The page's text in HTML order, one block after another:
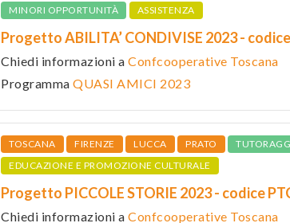
MINORI OPPORTUNITÀ
ASSISTENZA
Progetto ABILITA’ CONDIVISE 2023 -
Chiedi informazioni a Confcooperative Toscana
Programma QUASI AMICI 2023
TOSCANA FIRENZE LUCCA PRATO
EDUCAZIONE E PROMOZIONE CULTURALE
Progetto PICCOLE STORIE 2023 - codice
Chiedi informazioni a Confcooperative Toscana